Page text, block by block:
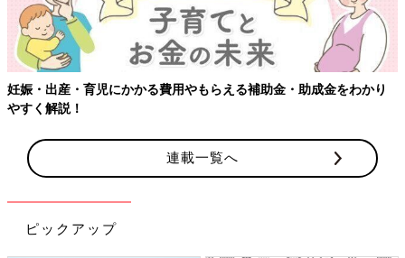
妊娠・出産・育児にかかる費用やもらえる補助金・助成金をわかり
やすく解説！
連載一覧へ
ピックアップ